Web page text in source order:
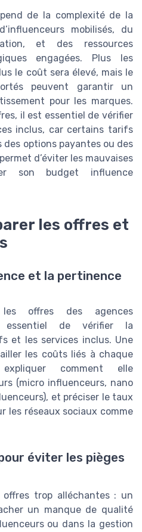
de la complexité de la
mobilisés, du
et des ressources
engagées. Plus les
le coût sera élevé, mais le
peuvent garantir un
pour les marques.
il est essentiel de vérifier
inclus, car certains tarifs
options payantes ou des
d’éviter les mauvaises
son budget influence
les offres et
et la pertinence
offres des agences
essentiel de vérifier la
et les services inclus. Une
les coûts liés à chaque
comment elle
(micro influenceurs, nano
et préciser le taux
les réseaux sociaux comme
éviter les pièges
trop alléchantes : un
un manque de qualité
ou dans la gestion